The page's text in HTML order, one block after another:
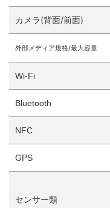
カメラ(背面/前面)
外部メディア規格/最大容量
Wi-Fi
Bluetooth
NFC
GPS
センサー類